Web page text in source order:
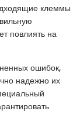
клеммы
повлиять на
ошибок,
надежно их